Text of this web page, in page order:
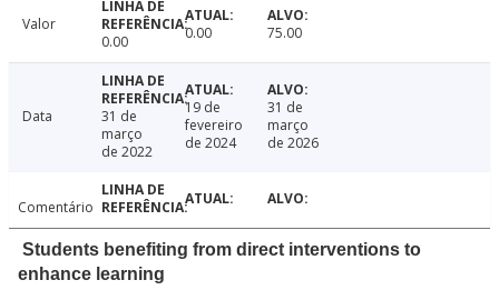
Valor
0.00
0.00 75.00
Data
31 de
março
de 2022
19 de
fevereiro
de 2024
31 de
março
de 2026
Comentário
Students benefiting from direct interventions to
enhance learning